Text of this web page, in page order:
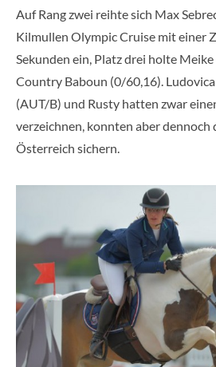
Auf Rang zwei reihte sich Max
Kilmullen Olympic Cruise mit einer
Sekunden ein, Platz drei holte
Country Baboun (0/60,16).
(AUT/B) und Rusty hatten zwar
verzeichnen, konnten aber dennoch
Österreich sichern.